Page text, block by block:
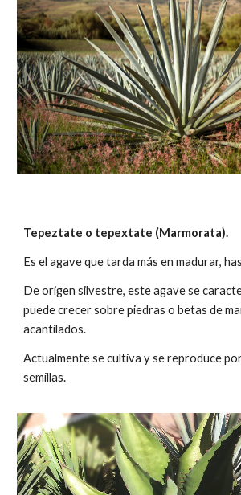
Tepeztate o tepextate (Marmorata).
Es el agave que tarda más en madurar,
De origen silvestre, este agave se
puede crecer sobre piedras o betas de
acantilados.
Actualmente se cultiva y se reproduce
semillas.